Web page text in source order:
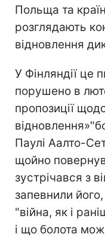
Польща та
розглядають
відновлення
У Фінляндії це
порушено в
пропозиції
Паулі Аалто-
щойно
зустрічався з
запевнили
"війна, як і
і що болота